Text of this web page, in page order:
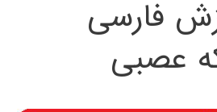
فارسی
عصبی